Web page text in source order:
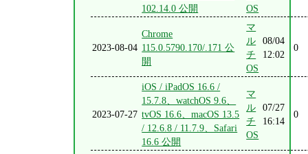
102.14.0 公開
OS
2023-08-04
Chrome
115.0.5790.170/.171 公
開
マ
ル
チ
OS
08/04
12:02
0
2023-07-27
iOS / iPadOS 16.6 /
15.7.8、watchOS 9.6、
tvOS 16.6、macOS 13.5
/ 12.6.8 / 11.7.9、Safari
16.6 公開
マ
ル
チ
OS
07/27
16:14
0